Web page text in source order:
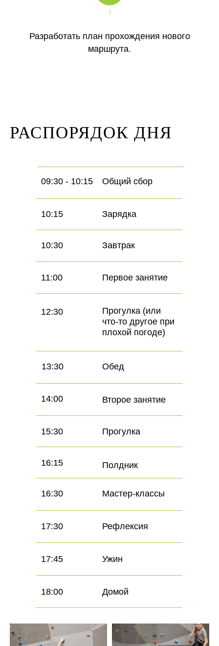
Разработать план прохождения нового
маршрута.
РАСПОРЯДОК ДНЯ
18:00 Домой
17:30
17:45
Рефлексия
Ужин
16:30 Мастер-классы
16:15 Полдник
15:30 Прогулка
09:30 - 10:15 Общий сбор
12:30
Прогулка (или
что-то другое при
плохой погоде)
14:00 Второе занятие
13:30 Обед
11:00 Первое занятие
10:30 Завтрак
10:15 Зарядка